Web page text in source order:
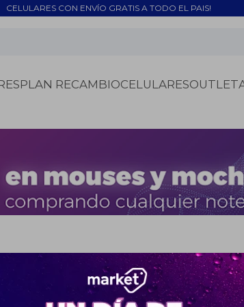
CELULARES CON ENVÍO GRATIS A TODO EL PAIS!
PLAN RECAMBIOCELULARESOUTLET